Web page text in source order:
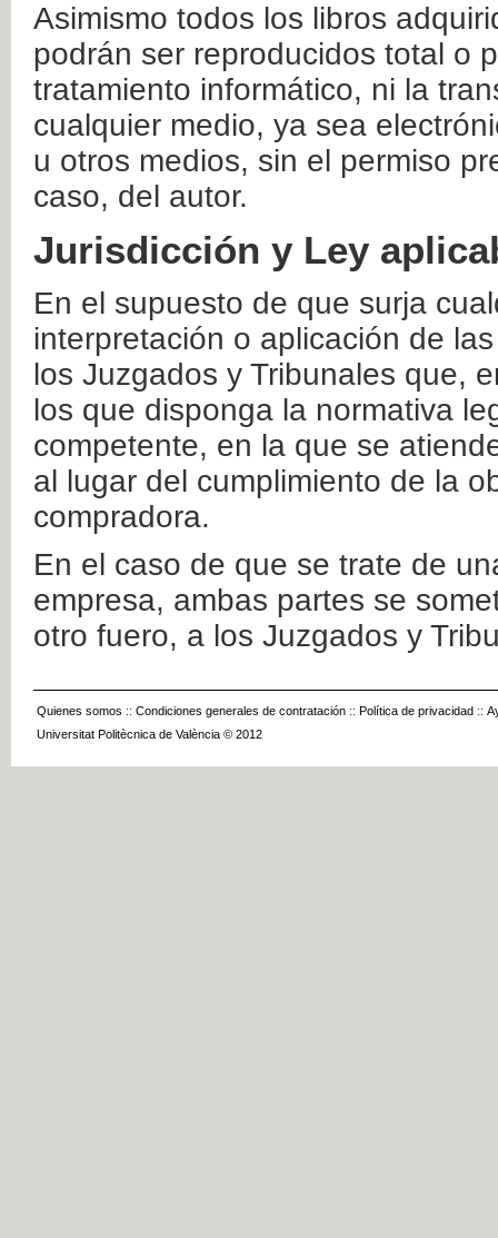
Asimismo todos los libros
podrán ser reproducidos total o
tratamiento informático, ni la
cualquier medio, ya sea
u otros medios, sin el permiso
caso, del autor.
Jurisdicción y Ley
En el supuesto de que surja
interpretación o aplicación de
los Juzgados y Tribunales que,
los que disponga la normativa
competente, en la que se
al lugar del cumplimiento de la
compradora.
En el caso de que se trate de
empresa, ambas partes se
otro fuero, a los Juzgados y
Quienes somos :: Condiciones generales de contratación :: Política de privacidad ::
Universitat Politècnica de València © 2012